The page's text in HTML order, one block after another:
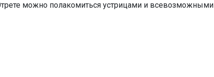
можно полакомиться устрицами и всевозможными